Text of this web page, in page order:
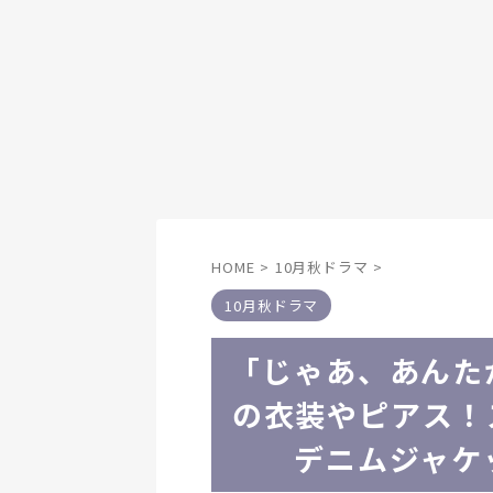
HOME > 10月秋ドラマ >
10月秋ドラマ
「じゃあ、あん
の衣装やピアス
デニムジャ